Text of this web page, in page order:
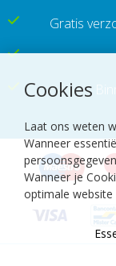
Cookies
Laat ons weten
Wanneer
Wanneer je
optimale website
Gratis